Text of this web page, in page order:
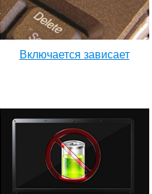
Включается зависает